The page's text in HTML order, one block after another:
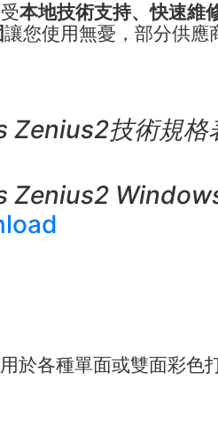
本地技術支持、快速維
讓您使用無憂，部分供應
Zenius2技術規格
Zenius2
於各種單面或雙面彩色